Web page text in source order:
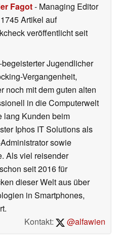
Fagot- Managing Editor
Artikel auf
veröffentlichtseit
Jugendlicher
Vergangenheit,
noch mit dem guten alten
in die Computerwelt
lang Kunden beim
Iphos IT Solutions als
sowie
Als viel reisender
seit 2016 für
dieser Welt aus über
in Smartphones,
Kontakt:
@alfawien